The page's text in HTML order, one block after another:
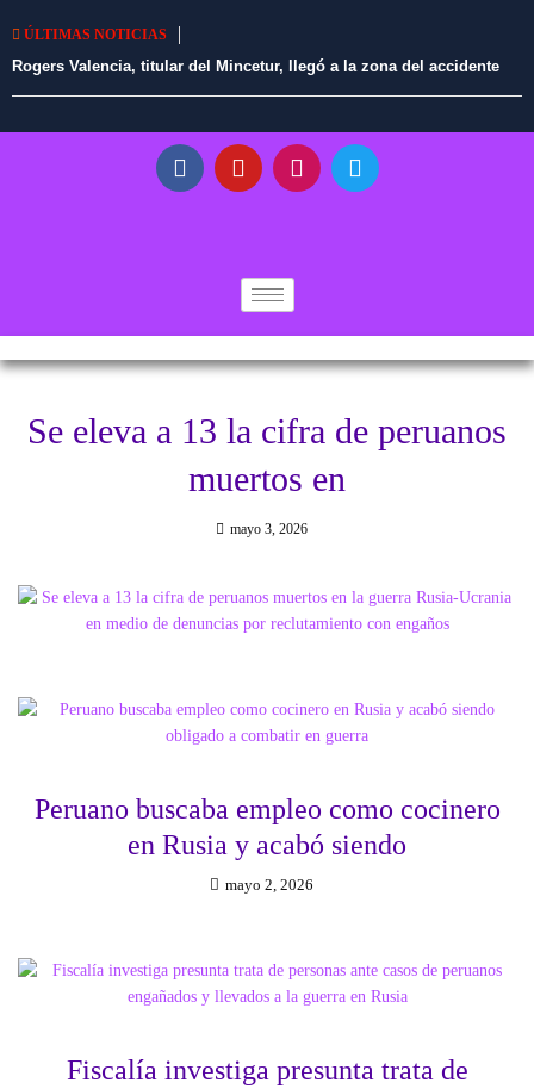
ÚLTIMAS NOTICIAS
Rogers Valencia, titular del Mincetur, llegó a la zona del accidente
aéreo en Nasca
Se eleva a 13 la cifra de peruanos
muertos en
mayo 3, 2026
Peruano buscaba empleo como cocinero
en Rusia y acabó siendo
mayo 2, 2026
Fiscalía investiga presunta trata de